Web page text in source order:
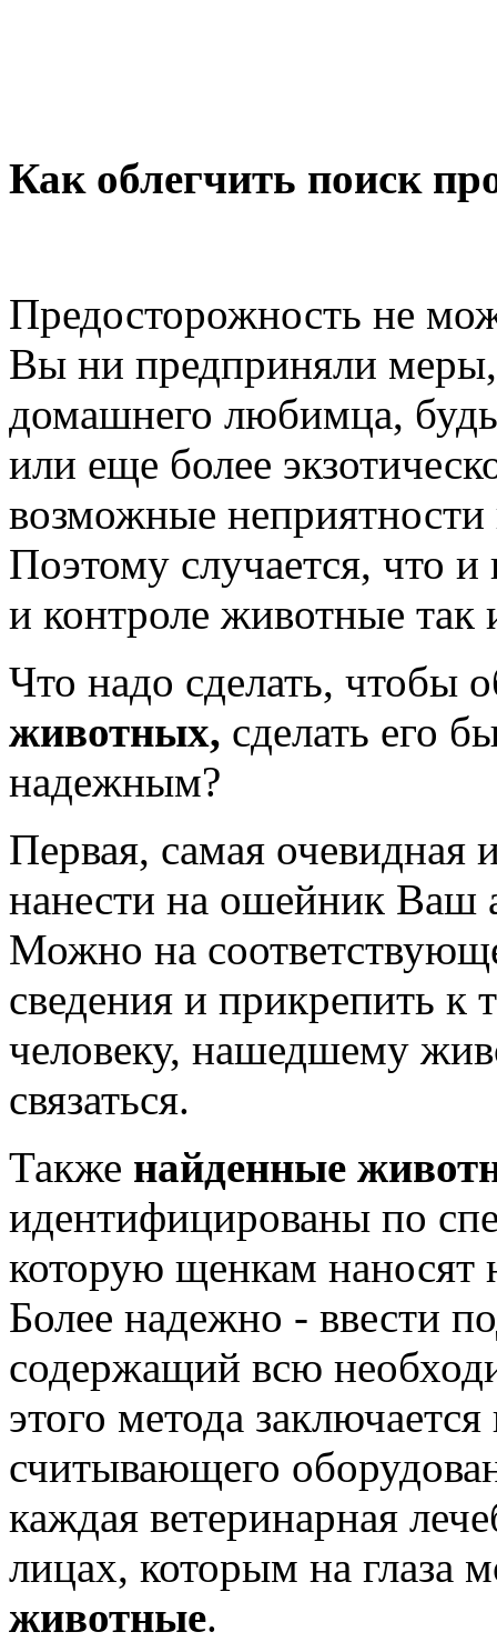
Как облегчить поиск
Предосторожность не
Вы ни предприняли меры,
домашнего любимца,
или еще более
возможные неприятности
Поэтому случается, что
и контроле животные так
Что надо сделать, чтобы
животных, сделать его
надежным?
Первая, самая очевидная
нанести на ошейник Ваш
Можно на
сведения и прикрепить к
человеку, нашедшему
связаться.
Также найденные
идентифицированы по
которую щенкам наносят
Более надежно - ввести
содержащий всю
этого метода
считывающего
каждая ветеринарная
лицах, которым на глаза
животные.